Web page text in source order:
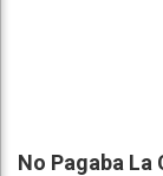
No Pagaba